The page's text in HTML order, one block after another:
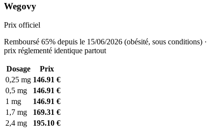
Wegovy
Prix officiel
Remboursé 65% depuis le 15/06/2026 (obésité, sous conditions) ·
prix réglementé identique partout
Dosage
Prix
0,25 mg 146.91 €
0,5 mg
146.91 €
1 mg
146.91 €
1,7 mg
169.31 €
2,4 mg
195.10 €